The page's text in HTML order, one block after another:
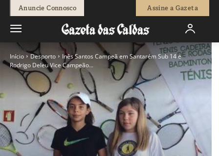
Anuncie Connosco Assine a Gazeta
Início Desporto
Inês Santos Campeã em Santarém Sub 14 e
Rodrigo Deleu Vice Campeão...